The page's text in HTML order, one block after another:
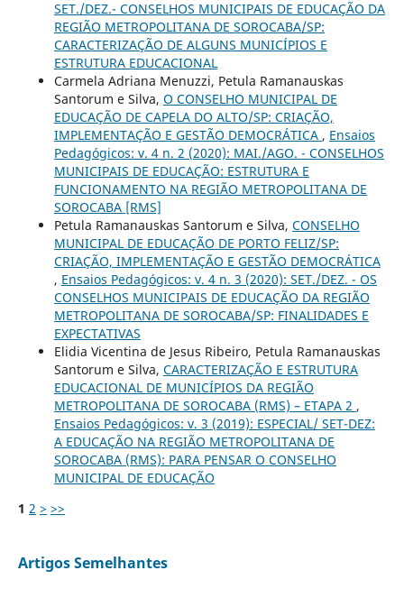
SET./DEZ.- CONSELHOS MUNICIPAIS DE EDUCAÇÃO DA
REGIÃO METROPOLITANA DE SOROCABA/SP:
CARACTERIZAÇÃO DE ALGUNS MUNICÍPIOS E
ESTRUTURA EDUCACIONAL
Carmela Adriana Menuzzi, Petula Ramanauskas
Santorum e Silva, O CONSELHO MUNICIPAL DE
EDUCAÇÃO DE CAPELA DO ALTO/SP: CRIAÇÃO,
IMPLEMENTAÇÃO E GESTÃO DEMOCRÁTICA , Ensaios
Pedagógicos: v. 4 n. 2 (2020): MAI./AGO. - CONSELHOS
MUNICIPAIS DE EDUCAÇÃO: ESTRUTURA E
FUNCIONAMENTO NA REGIÃO METROPOLITANA DE
SOROCABA [RMS]
Petula Ramanauskas Santorum e Silva, CONSELHO
MUNICIPAL DE EDUCAÇÃO DE PORTO FELIZ/SP:
CRIAÇÃO, IMPLEMENTAÇÃO E GESTÃO DEMOCRÁTICA
, Ensaios Pedagógicos: v. 4 n. 3 (2020): SET./DEZ. - OS
CONSELHOS MUNICIPAIS DE EDUCAÇÃO DA REGIÃO
METROPOLITANA DE SOROCABA/SP: FINALIDADES E
EXPECTATIVAS
Elidia Vicentina de Jesus Ribeiro, Petula Ramanauskas
Santorum e Silva, CARACTERIZAÇÃO E ESTRUTURA
EDUCACIONAL DE MUNICÍPIOS DA REGIÃO
METROPOLITANA DE SOROCABA (RMS) – ETAPA 2 ,
Ensaios Pedagógicos: v. 3 (2019): ESPECIAL/ SET-DEZ:
A EDUCAÇÃO NA REGIÃO METROPOLITANA DE
SOROCABA (RMS): PARA PENSAR O CONSELHO
MUNICIPAL DE EDUCAÇÃO
1 2 > >>
Artigos Semelhantes